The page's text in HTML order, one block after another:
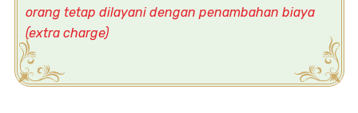
orang tetap dilayani dengan penambahan biaya
(extra charge)